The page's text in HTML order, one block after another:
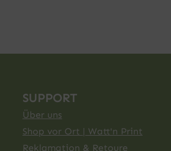
SUPPORT
Über uns
Shop vor Ort | Watt'n Print
Reklamation & Retoure